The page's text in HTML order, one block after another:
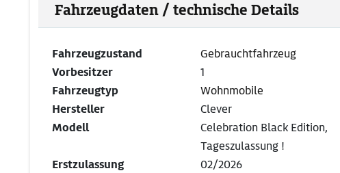
Fahrzeugdaten / technische Details
Fahrzeugzustand
Gebrauchtfahrzeug
Vorbesitzer
1
Fahrzeugtyp
Wohnmobile
Hersteller
Clever
Modell
Celebration Black Edition,
Tageszulassung !
Erstzulassung
02/2026